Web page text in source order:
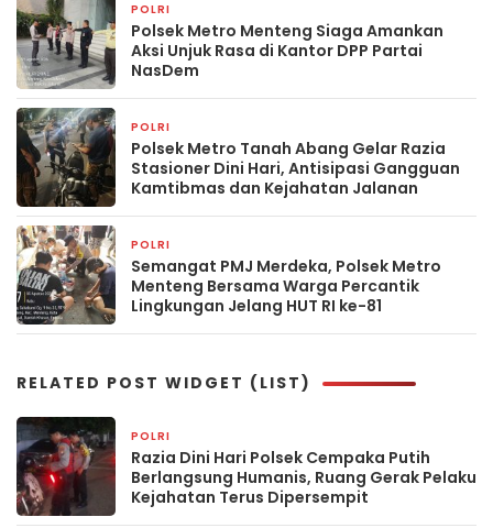
POLRI
Polsek Metro Menteng Siaga Amankan
Aksi Unjuk Rasa di Kantor DPP Partai
NasDem
POLRI
Polsek Metro Tanah Abang Gelar Razia
Stasioner Dini Hari, Antisipasi Gangguan
Kamtibmas dan Kejahatan Jalanan
POLRI
Semangat PMJ Merdeka, Polsek Metro
Menteng Bersama Warga Percantik
Lingkungan Jelang HUT RI ke-81
RELATED POST WIDGET (LIST)
POLRI
Razia Dini Hari Polsek Cempaka Putih
Berlangsung Humanis, Ruang Gerak Pelaku
Kejahatan Terus Dipersempit